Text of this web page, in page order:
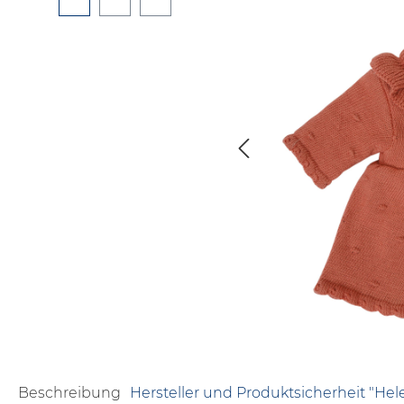
Beschreibung Hersteller und Produktsicherheit